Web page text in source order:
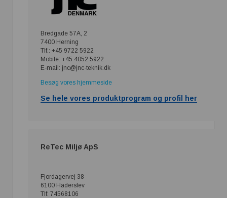
Bredgade 57A, 2
7400 Herning
Tlf.: +45 9722 5922
Mobile: +45 4052 5922
E-mail: jnc@jnc-teknik.dk
Besøg vores hjemmeside
Se hele vores produktprogram og profil her
ReTec Miljø ApS
Fjordagervej 38
6100 Haderslev
Tlf: 74568106